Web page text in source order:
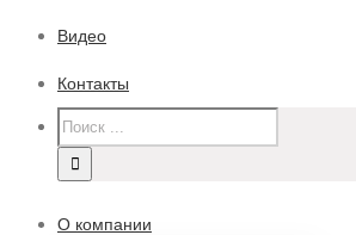
Видео
Контакты
О компании